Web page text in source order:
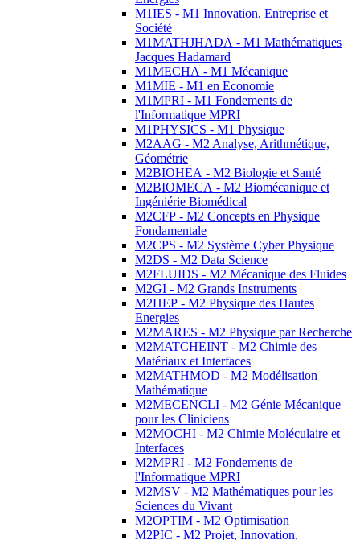
M1IES - M1 Innovation, Entreprise et
Société
M1MATHJHADA - M1 Mathématiques
Jacques Hadamard
M1MECHA - M1 Mécanique
M1MIE - M1 en Economie
M1MPRI - M1 Fondements de
l'Informatique MPRI
M1PHYSICS - M1 Physique
M2AAG - M2 Analyse, Arithmétique,
Géométrie
M2BIOHEA - M2 Biologie et Santé
M2BIOMECA - M2 Biomécanique et
Ingéniérie Biomédical
M2CFP - M2 Concepts en Physique
Fondamentale
M2CPS - M2 Système Cyber Physique
M2DS - M2 Data Science
M2FLUIDS - M2 Mécanique des Fluides
M2GI - M2 Grands Instruments
M2HEP - M2 Physique des Hautes
Energies
M2MARES - M2 Physique par Recherche
M2MATCHEINT - M2 Chimie des
Matériaux et Interfaces
M2MATHMOD - M2 Modélisation
Mathématique
M2MECENCLI - M2 Génie Mécanique
pour les Cliniciens
M2MOCHI - M2 Chimie Moléculaire et
Interfaces
M2MPRI - M2 Fondements de
l'Informatique MPRI
M2MSV - M2 Mathématiques pour les
Sciences du Vivant
M2OPTIM - M2 Optimisation
M2PIC - M2 Projet, Innovation,